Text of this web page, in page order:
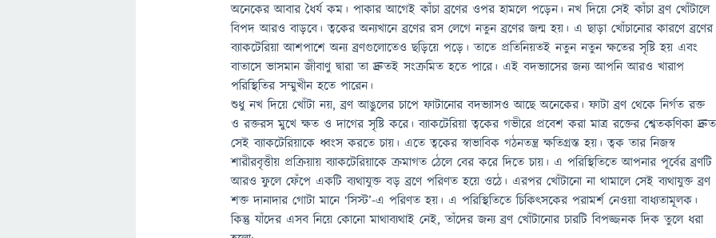
অনেকের আবার ধৈর্য কম। পাকার আগেই কাঁচা ব্রণের ওপর হামলে পড়েন। নখ দিয়ে সেই কাঁচা ব্রণ খোঁটালে
বিপদ আরও বাড়বে। ত্বকের অন্যখানে ব্রণের রস লেগে নতুন ব্রণের জন্ম হয়। এ ছাড়া খোঁচানোর কারণে ব্রণের
ব্যাকটেরিয়া আশপাশে অন্য ব্রণগুলোতেও ছড়িয়ে পড়ে। তাতে প্রতিনিয়তই নতুন নতুন ক্ষতের সৃষ্টি হয় এবং
বাতাসে ভাসমান জীবাণু দ্বারা তা দ্রুতই সংক্রমিত হতে পারে। এই বদভ্যাসের জন্য আপনি আরও খারাপ
পরিস্থিতির সম্মুখীন হতে পারেন।
শুধু নখ দিয়ে খোঁটা নয়, ব্রণ আঙুলের চাপে ফাটানোর বদভ্যাসও আছে অনেকের। ফাটা ব্রণ থেকে নির্গত রক্ত
ও রক্তরস মুখে ক্ষত ও দাগের সৃষ্টি করে। ব্যাকটেরিয়া ত্বকের গভীরে প্রবেশ করা মাত্র রক্তের শ্বেতকণিকা দ্রুত
সেই ব্যাকটেরিয়াকে ধ্বংস করতে চায়। এতে ত্বকের স্বাভাবিক গঠনতন্ত্র ক্ষতিগ্রস্ত হয়। ত্বক তার নিজস্ব
শারীরবৃত্তীয় প্রক্রিয়ায় ব্যাকটেরিয়াকে ক্রমাগত ঠেলে বের করে দিতে চায়। এ পরিস্থিতিতে আপনার পূর্বের ব্রণটি
আরও ফুলে ফেঁপে একটি ব্যথাযুক্ত বড় ব্রণে পরিণত হয়ে ওঠে। এরপর খোঁটানো না থামালে সেই ব্যথাযুক্ত ব্রণ
শক্ত দানাদার গোটা মানে ‘সিস্ট’-এ পরিণত হয়। এ পরিস্থিতিতে চিকিৎসকের পরামর্শ নেওয়া বাধ্যতামূলক।
কিন্তু যাঁদের এসব নিয়ে কোনো মাথাব্যথাই নেই, তাঁদের জন্য ব্রণ খোঁটানোর চারটি বিপজ্জনক দিক তুলে ধরা